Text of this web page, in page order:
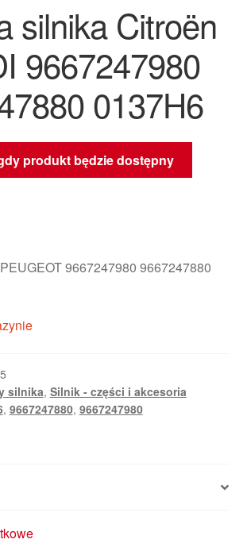
silnika Citroën
9667247980
0137H6
produkt będzie dostępny
9667247980 9667247880
silnika, Silnik - części i akcesoria
, 9667247880, 9667247980